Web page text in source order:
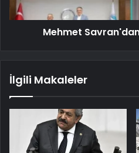
Mehmet
İlgili Makaleler